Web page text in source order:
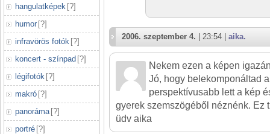
hangulatképek [?]
humor [?]
infravörös fotók [?]
koncert - színpad [?]
légifotók [?]
makró [?]
panoráma [?]
portré [?]
2006. szeptember 4. | 23:54 | aika.
Nekem ezen a képen
Jó, hogy belekomponáltad
perspektívusabb lett a kép
gyerek szemszögéből néznénk. Ez
üdv aika